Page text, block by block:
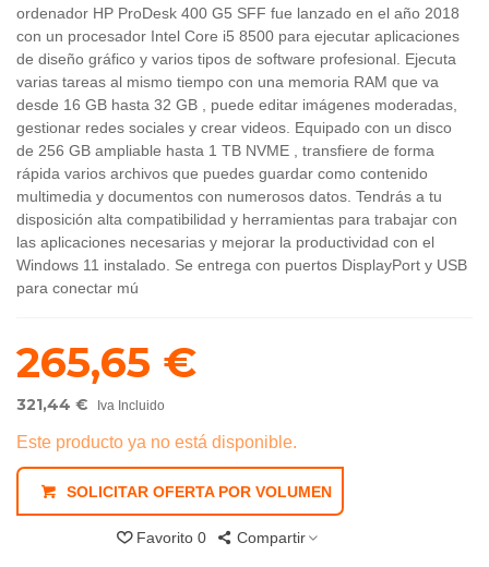
ordenador HP ProDesk 400 G5 SFF fue lanzado en el año 2018
con un procesador Intel Core i5 8500 para ejecutar aplicaciones
de diseño gráfico y varios tipos de software profesional. Ejecuta
varias tareas al mismo tiempo con una memoria RAM que va
desde 16 GB hasta 32 GB , puede editar imágenes moderadas,
gestionar redes sociales y crear videos. Equipado con un disco
de 256 GB ampliable hasta 1 TB NVME , transfiere de forma
rápida varios archivos que puedes guardar como contenido
multimedia y documentos con numerosos datos. Tendrás a tu
disposición alta compatibilidad y herramientas para trabajar con
las aplicaciones necesarias y mejorar la productividad con el
Windows 11 instalado. Se entrega con puertos DisplayPort y USB
para conectar mú
265,65 €
321,44 € Iva Incluido
Este producto ya no está disponible.
SOLICITAR OFERTA POR VOLUMEN
Favorito 0 Compartir